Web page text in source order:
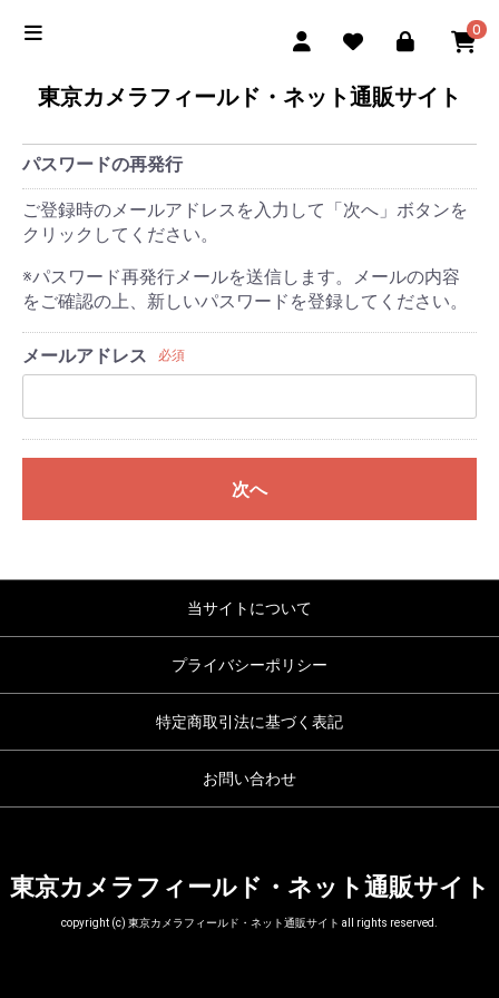
0
東京カメラフィールド・ネット通販サイト
パスワードの再発行
ご登録時のメールアドレスを入力して「次へ」ボタンを
クリックしてください。
※パスワード再発行メールを送信します。メールの内容
をご確認の上、新しいパスワードを登録してください。
メールアドレス 必須
次へ
当サイトについて
プライバシーポリシー
特定商取引法に基づく表記
お問い合わせ
東京カメラフィールド・ネット通販サイト
copyright (c) 東京カメラフィールド・ネット通販サイト all rights reserved.